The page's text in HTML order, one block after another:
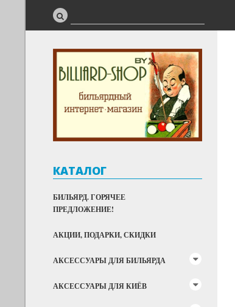
КАТАЛОГ
БИЛЬЯРД. ГОРЯЧЕЕ
ПРЕДЛОЖЕНИЕ!
АКЦИИ, ПОДАРКИ, СКИДКИ
АКСЕССУАРЫ ДЛЯ БИЛЬЯРДА
АКСЕССУАРЫ ДЛЯ КИЁВ